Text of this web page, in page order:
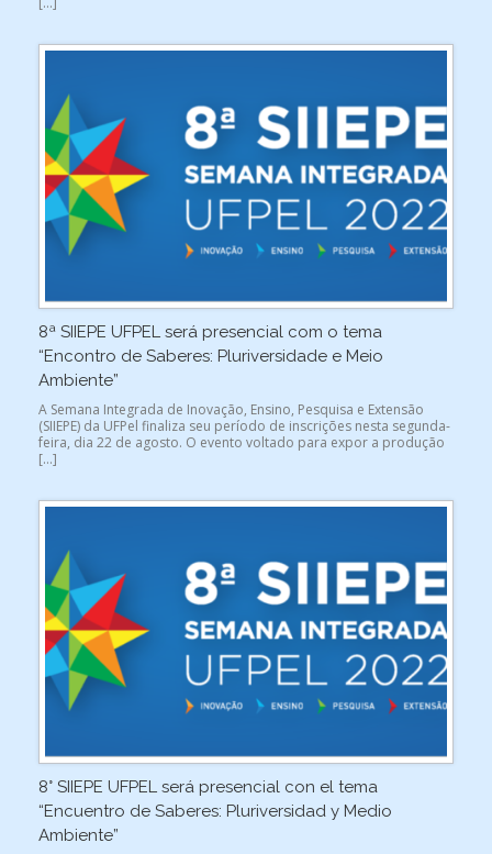
8ª SIIEPE UFPEL será presencial com o tema
“Encontro de Saberes: Pluriversidade e Meio
Ambiente”
A Semana Integrada de Inovação, Ensino, Pesquisa e Extensão
(SIIEPE) da UFPel finaliza seu período de inscrições nesta segunda-
feira, dia 22 de agosto. O evento voltado para expor a produção
[…]
8° SIIEPE UFPEL será presencial con el tema
“Encuentro de Saberes: Pluriversidad y Medio
Ambiente”